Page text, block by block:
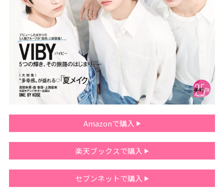
Amazonで購入
楽天ブックスで購入
セブンネットで購入